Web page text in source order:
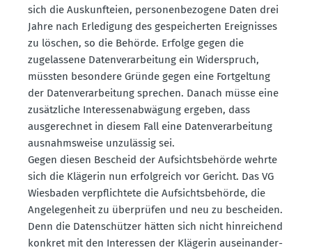
sich die Auskunf­teien, perso­nen­be­zogene Daten drei
Jahre nach Erledigung des gespei­cherten Ereig­nisses
zu löschen, so die Behörde. Erfolge gegen die
zugelassene Daten­ver­ar­beitung ein Wider­spruch,
müssten besondere Gründe gegen eine Fortgeltung
der Daten­ver­ar­beitung sprechen. Danach müsse eine
zusätz­liche Inter­es­sen­ab­wägung ergeben, dass
ausge­rechnet in diesem Fall eine Daten­ver­ar­beitung
ausnahms­weise unzulässig sei.
Gegen diesen Bescheid der Aufsichts­be­hörde wehrte
sich die Klägerin nun erfolg­reich vor Gericht. Das VG
Wiesbaden verpflichtete die Aufsichts­be­hörde, die
Angele­genheit zu überprüfen und neu zu bescheiden.
Denn die Daten­schützer hätten sich nicht hinrei­chend
konkret mit den Inter­essen der Klägerin ausein­an­der­